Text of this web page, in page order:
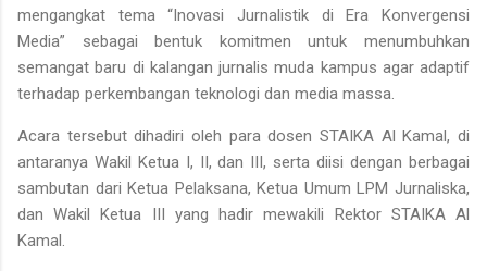
mengangkat tema “Inovasi Jurnalistik di Era Konvergensi
Media” sebagai bentuk komitmen untuk menumbuhkan
semangat baru di kalangan jurnalis muda kampus agar adaptif
terhadap perkembangan teknologi dan media massa.
Acara tersebut dihadiri oleh para dosen STAIKA Al Kamal, di
antaranya Wakil Ketua I, II, dan III, serta diisi dengan berbagai
sambutan dari Ketua Pelaksana, Ketua Umum LPM Jurnaliska,
dan Wakil Ketua III yang hadir mewakili Rektor STAIKA Al
Kamal.